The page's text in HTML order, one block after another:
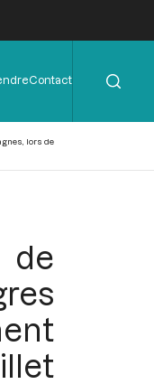
Contact
lors de
de